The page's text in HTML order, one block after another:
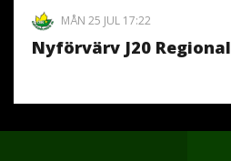
MÅN 25 JUL 17:22
Nyförvärv J20 Regional